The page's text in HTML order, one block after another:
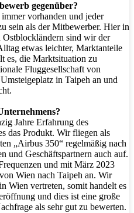
gegenüber?
vorhanden und jeder
sein als der Mitbewerber. Hier in
Ostblockländern sind wir der
etwas leichter, Marktanteile
es, die Marktsituation zu
Fluggesellschaft von
in Taipeh an und
Jahre Erfahrung des
das Produkt. Wir fliegen als
„Airbus 350“ regelmäßig nach
und Geschäftspartnern auch auf.
und mit März 2023
Wien nach Taipeh an. Wir
Wien vertreten, somit handelt es
und dies ist eine große
als sehr gut zu bewerten.